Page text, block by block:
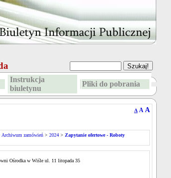
Instrukcja
biuletynu
Pliki do pobrania
A A A
Archiwum zamówień > 2024 > Zapytanie ofertowe - Roboty
Ośrodka w Wiśle ul. 11 litopada 35